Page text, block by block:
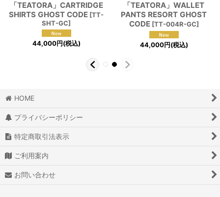
「TEATORA」CARTRIDGE
SHIRTS GHOST CODE [TT-
SHT-GC]
44,000円(税込)
「TEATORA」WALLET
PANTS RESORT GHOST
CODE [TT-004R-GC]
44,000円(税込)
HOME
プライバシーポリシー
特定商取引法表示
ご利用案内
お問い合わせ